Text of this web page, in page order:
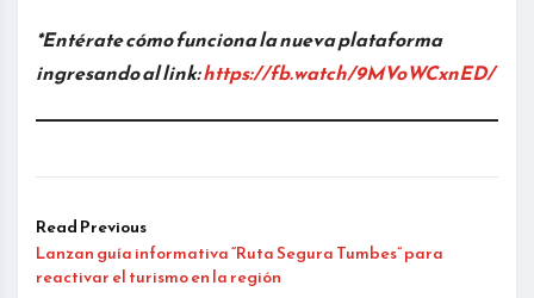
*Entérate cómo funciona la nueva plataforma
ingresando al link:https://fb.watch/9MVoWCxnED/
Read Previous
Lanzan guía informativa “Ruta Segura Tumbes” para
reactivar el turismo en la región